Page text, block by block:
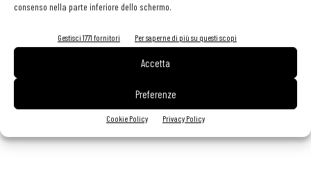
consenso nella parte inferiore dello schermo.
Gestisci 1771 fornitori Per saperne di più su questi scopi
Accetta
Preferenze
Cookie Policy Privacy Policy
Carcangiu con i latticini
Due creme ai peperoni alla prova dello chef